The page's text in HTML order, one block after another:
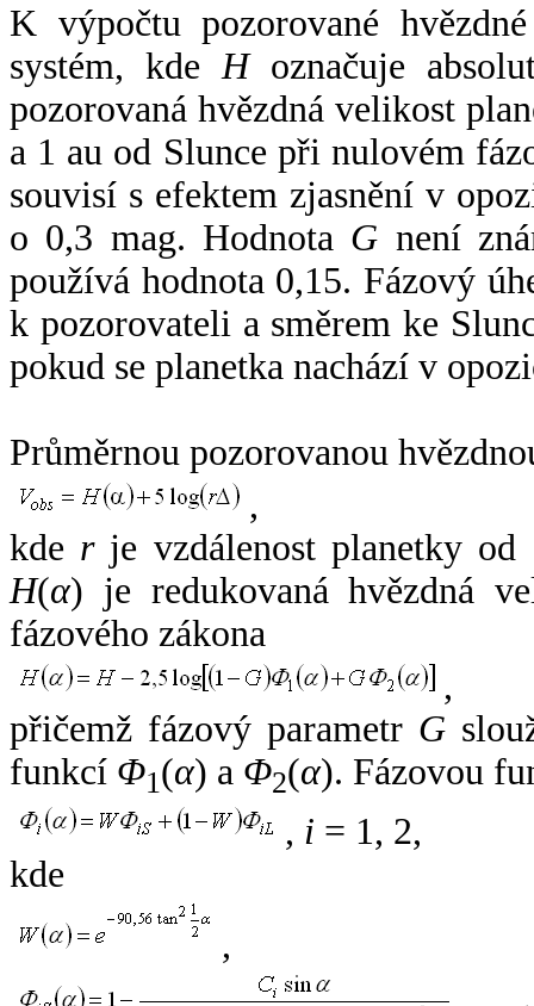
K výpočtu pozorované
systém, kde Hoznačuje
pozorovaná hvězdná velikost
a 1 au od Slunce při nulovém
souvisí s efektem zjasnění v
o 0,3 mag. Hodnota G není
používá hodnota 0,15. Fázový
k pozorovateli a směrem ke
pokud se planetka nachází v
Průměrnou pozorovanou
,
kde rje vzdálenost planetky od
H(α) je redukovaná hvězdná
fázového zákona
,
přičemž fázový parametr G
funkcí Φ1(α) a Φ2(α). Fázovou
, i = 1, 2,
kde
,